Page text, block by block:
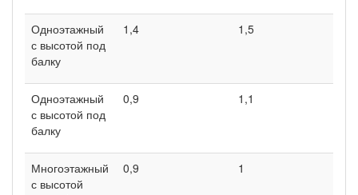
Одноэтажный
с высотой под
балку
1,4 1,5
Одноэтажный
с высотой под
балку
0,9 1,1
Многоэтажный
с высотой
0,9 1